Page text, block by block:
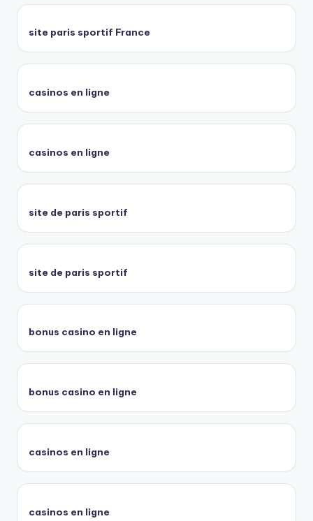
site paris sportif France
casinos en ligne
casinos en ligne
site de paris sportif
site de paris sportif
bonus casino en ligne
bonus casino en ligne
casinos en ligne
casinos en ligne